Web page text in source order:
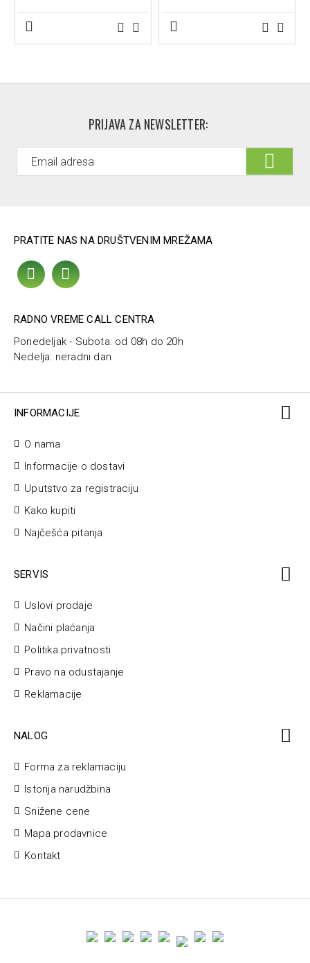
PRIJAVA ZA NEWSLETTER:
PRATITE NAS NA DRUŠTVENIM MREŽAMA
RADNO VREME CALL CENTRA
Ponedeljak - Subota: od 08h do 20h
Nedelja: neradni dan
INFORMACIJE
O nama
Informacije o dostavi
Uputstvo za registraciju
Kako kupiti
Najčešća pitanja
SERVIS
Uslovi prodaje
Načini plaćanja
Politika privatnosti
Pravo na odustajanje
Reklamacije
NALOG
Forma za reklamaciju
Istorija narudžbina
Snižene cene
Mapa prodavnice
Kontakt